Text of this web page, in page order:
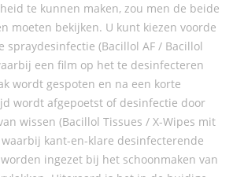
te kunnen maken, zou men de beide
moeten bekijken. U kunt kiezen voorde
spraydesinfectie (Bacillol AF / Bacillol
een film op het te desinfecteren
wordt gespoten en na een korte
wordt afgepoetst of desinfectie door
wissen (Bacillol Tissues / X-Wipes mit
waarbij kant-en-klare desinfecterende
ingezet bij het schoonmaken van